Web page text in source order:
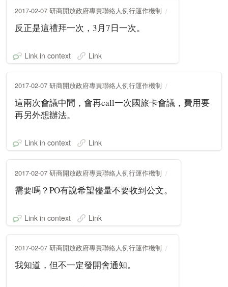
2017-02-07 研商開放政府專責聯絡人例行運作機制
反正是這禮拜一次，3月7日一次。
Link in context Link
2017-02-07 研商開放政府專責聯絡人例行運作機制
這兩次會議中間，會再call一次國旅卡會議，費用要
再另外想辦法。
Link in context Link
2017-02-07 研商開放政府專責聯絡人例行運作機制
需要嗎？PO有說希望儘量不要收到公文。
Link in context Link
2017-02-07 研商開放政府專責聯絡人例行運作機制
我知道，但不一定發開會通知。